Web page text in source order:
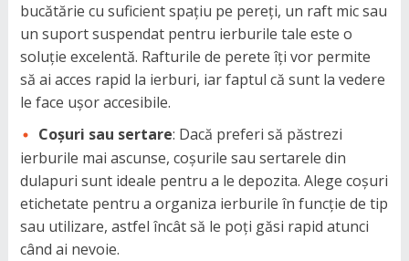
bucătărie cu suficient spațiu pe pereți, un raft mic sau
un suport suspendat pentru ierburile tale este o
soluție excelentă. Rafturile de perete îți vor permite
să ai acces rapid la ierburi, iar faptul că sunt la vedere
le face ușor accesibile.
Coșuri sau sertare: Dacă preferi să păstrezi
ierburile mai ascunse, coșurile sau sertarele din
dulapuri sunt ideale pentru a le depozita. Alege coșuri
etichetate pentru a organiza ierburile în funcție de tip
sau utilizare, astfel încât să le poți găsi rapid atunci
când ai nevoie.